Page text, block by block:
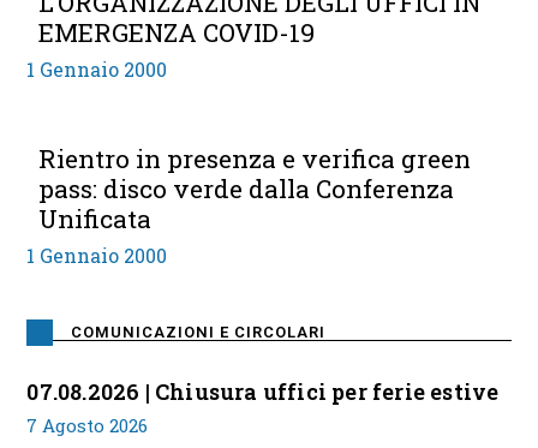
EMERGENZA COVID-19
1 Gennaio 2000
Rientro in presenza e verifica green
pass: disco verde dalla Conferenza
Unificata
1 Gennaio 2000
COMUNICAZIONI E CIRCOLARI
07.08.2026 | Chiusura uffici per ferie estive
7 Agosto 2026